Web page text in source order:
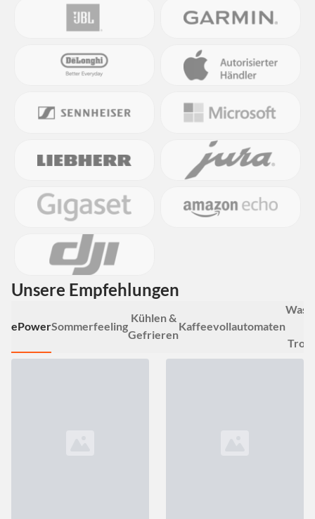
Unsere Empfehlungen
ePowerSommerfeeling
Kühlen &
Gefrieren
Kaffeevollautomaten